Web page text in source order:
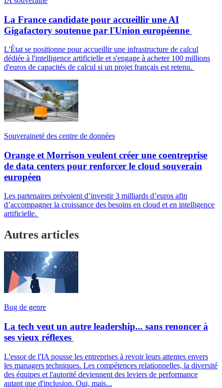
La France candidate pour accueillir une AI
Gigafactory soutenue par l'Union européenne
L'État se positionne pour accueillir une infrastructure de calcul
dédiée à l'intelligence artificielle et s'engage à acheter 100 millions
d'euros de capacités de calcul si un projet français est retenu.
Souveraineté des centre de données
Orange et Morrison veulent créer une coentreprise
de data centers pour renforcer le cloud souverain
européen
Les partenaires prévoient d’investir 3 milliards d’euros afin
d’accompagner la croissance des besoins en cloud et en intelligence
artificielle.
Autres articles
Bug de genre
La tech veut un autre leadership... sans renoncer à
ses vieux réflexes
L'essor de l'IA pousse les entreprises à revoir leurs attentes envers
les managers techniques. Les compétences relationnelles, la diversité
des équipes et l'autorité deviennent des leviers de performance
autant que d'inclusion. Oui, mais...